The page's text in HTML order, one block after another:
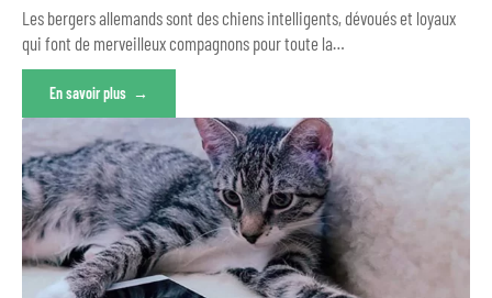
Les bergers allemands sont des chiens intelligents, dévoués et loyaux
qui font de merveilleux compagnons pour toute la…
En savoir plus